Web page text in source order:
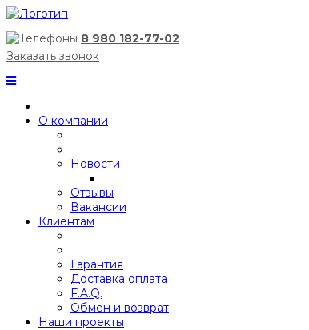
8 980 182-77-02
Заказать звонок
О компании
Новости
Отзывы
Вакансии
Клиентам
Гарантия
Доставка оплата
F.A.Q.
Обмен и возврат
Наши проекты